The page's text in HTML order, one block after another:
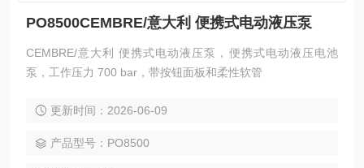
PO8500CEMBRE/意大利 便携式电动液压泵
CEMBRE/意大利 便携式电动液压泵，便携式电动液压电池
泵，工作压力 700 bar，带按钮面板和柔性软管
更新时间：2026-06-09
产品型号：PO8500